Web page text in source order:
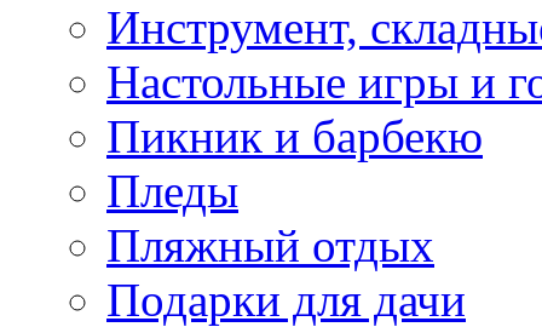
Инструмент,
Настольные игры и
Пикник и барбекю
Пледы
Пляжный отдых
Подарки для дачи